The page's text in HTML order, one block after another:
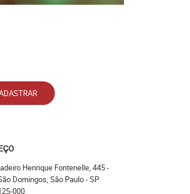
Henrique Fontenelle, 445-
Domingos, São Paulo-SP
000